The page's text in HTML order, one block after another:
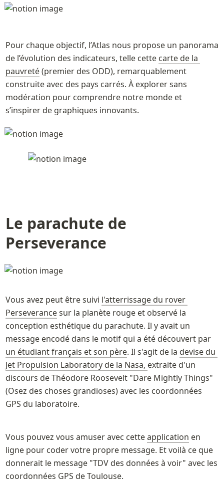
Pour chaque objectif, l’Atlas nous propose un panorama
de l’évolution des indicateurs, telle cette carte de la
pauvreté (premier des ODD), remarquablement
construite avec des pays carrés. À explorer sans
modération pour comprendre notre monde et
s’inspirer de graphiques innovants.
Le parachute de
Perseverance
Vous avez peut être suivi l'atterrissage du rover
Perseverance sur la planète rouge et observé la
conception esthétique du parachute. Il y avait un
message encodé dans le motif qui a été découvert par
un étudiant français et son père. Il s'agit de la devise du
Jet Propulsion Laboratory de la Nasa, extraite d'un
discours de Théodore Roosevelt "Dare Mightly Things"
(Osez des choses grandioses) avec les coordonnées
GPS du laboratoire.
Vous pouvez vous amuser avec cette application en
ligne pour coder votre propre message. Et voilà ce que
donnerait le message "TDV des données à voir" avec les
coordonnées GPS de Toulouse.